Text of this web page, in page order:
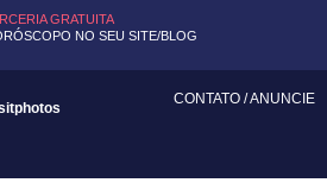
GRATUITA
NO SEU SITE/BLOG
CONTATO /ANUNCIE